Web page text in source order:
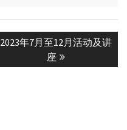
Next
2023年7月至12月活动及讲
座